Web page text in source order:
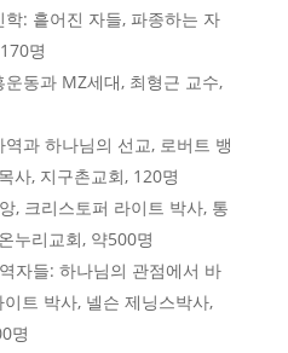
: 흩어진 자들, 파종하는 자
명
동과 MZ세대, 최형근 교수,
과 하나님의 선교, 로버트 뱅
사, 지구촌교회, 120명
, 크리스토퍼 라이트 박사, 통
누리교회, 약500명
자들: 하나님의 관점에서 바
트 박사, 넬슨 제닝스박사,
명